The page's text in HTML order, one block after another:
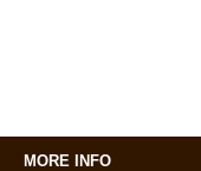
MORE INFO